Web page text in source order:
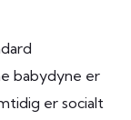
babydyne er
er socialt